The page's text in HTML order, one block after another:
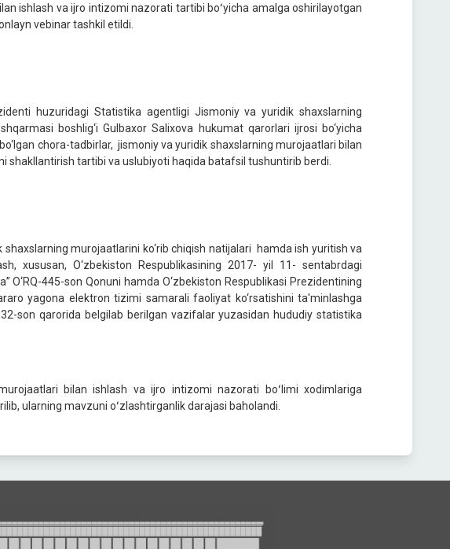
ishlash va ijro intizomi nazorati tartibi boʻyicha amalga oshirilayotgan
vebinar tashkil etildi.
huzuridagi Statistika agentligi Jismoniy va yuridik shaxslarning
boshlig‘i Gulbaxor Salixova hukumat qarorlari ijrosi bo‘yicha
chora-tadbirlar, jismoniy va yuridik shaxslarning murojaatlari bilan
shakllantirish tartibi va uslubiyoti haqida batafsil tushuntirib berdi.
murojaatlarini ko‘rib chiqish natijalari hamda ish yuritish va
xususan, O‘zbekiston Respublikasining 2017- yil 11- sentabrdagi
O‘RQ-445-son Qonuni hamda O‘zbekiston Respublikasi Prezidentining
yagona elektron tizimi samarali faoliyat ko‘rsatishini ta'minlashga
son qarorida belgilab berilgan vazifalar yuzasidan hududiy statistika
bilan ishlash va ijro intizomi nazorati boʻlimi xodimlariga
ularning mavzuni oʻzlashtirganlik darajasi baholandi.